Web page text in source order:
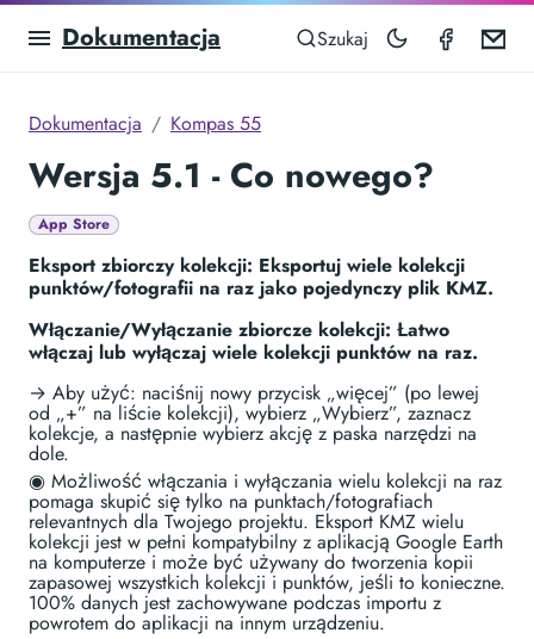
Dokumentacja Szukaj
Dokumentacja Kompas 55
Wersja 5.1 - Co nowego?
App Store
Eksport zbiorczy kolekcji: Eksportuj wiele kolekcji
punktów/fotografii na raz jako pojedynczy plik KMZ.
Włączanie/Wyłączanie zbiorcze kolekcji: Łatwo
włączaj lub wyłączaj wiele kolekcji punktów na raz.
→ Aby użyć: naciśnij nowy przycisk „więcej” (po lewej
od „+” na liście kolekcji), wybierz „Wybierz”, zaznacz
kolekcje, a następnie wybierz akcję z paska narzędzi na
dole.
◉ Możliwość włączania i wyłączania wielu kolekcji na raz
pomaga skupić się tylko na punktach/fotografiach
relevantnych dla Twojego projektu. Eksport KMZ wielu
kolekcji jest w pełni kompatybilny z aplikacją Google Earth
na komputerze i może być używany do tworzenia kopii
zapasowej wszystkich kolekcji i punktów, jeśli to konieczne.
100% danych jest zachowywane podczas importu z
powrotem do aplikacji na innym urządzeniu.